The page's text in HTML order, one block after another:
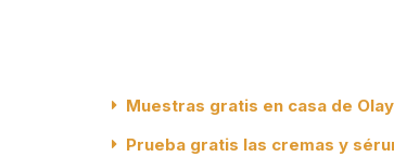
Muestras gratis en casa de
Prueba gratis las cremas y